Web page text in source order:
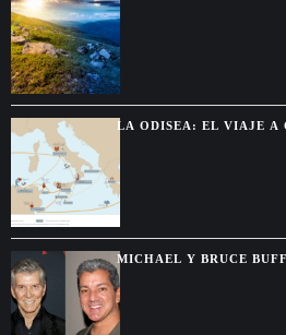
LA ODISEA: EL VIAJE A
MICHAEL Y BRUCE
SE DESCUBRIERON
TELEVISIÓN